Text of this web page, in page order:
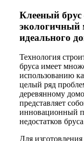
Клееный брус
экологичный
идеального
Технология
бруса имеет
использованию
целый ряд
деревянному
представляет
инновационный
недостатков
Для